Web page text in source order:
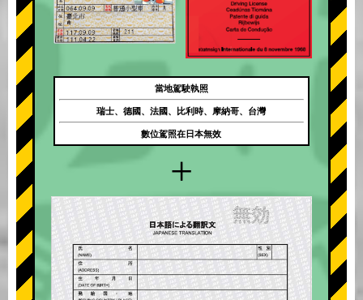
+
當地駕駛執照
瑞士、德國、法國、比利時、摩納哥、台灣
數位駕照在日本無效